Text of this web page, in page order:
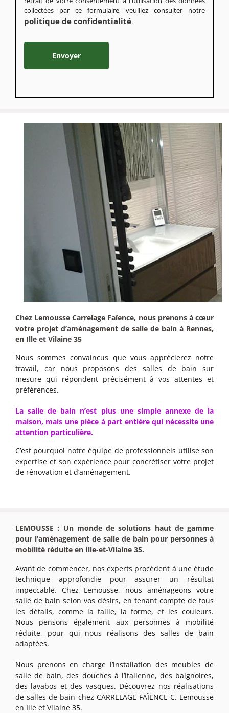
collectées par ce formulaire, veuillez consulter notre
politique de confidentialité.
Chez Lemousse Carrelage Faïence, nous prenons à cœur
votre projet d’aménagement de salle de bain à Rennes,
en Ille et Vilaine 35
Nous sommes convaincus que vous apprécierez notre
travail, car nous proposons des salles de bain sur
mesure qui répondent précisément à vos attentes et
préférences.
La salle de bain n’est plus une simple annexe de la
maison, mais une pièce à part entière qui nécessite une
attention particulière.
C’est pourquoi notre équipe de professionnels utilise son
expertise et son expérience pour concrétiser votre projet
de rénovation et d’aménagement.
LEMOUSSE : Un monde de solutions haut de gamme
pour l’aménagement de salle de bain pour personnes à
mobilité réduite en Ille-et-Vilaine 35.
Avant de commencer, nos experts procèdent à une étude
technique approfondie pour assurer un résultat
impeccable. Chez Lemousse, nous aménageons votre
salle de bain selon vos désirs, en tenant compte de tous
les détails, comme la taille, la forme, et les couleurs.
Nous pensons également aux personnes à mobilité
réduite, pour qui nous réalisons des salles de bain
adaptées.
Nous prenons en charge l’installation des meubles de
salle de bain, des douches à l’italienne, des baignoires,
des lavabos et des vasques. Découvrez nos réalisations
de salles de bain chez CARRELAGE FAÏENCE C. Lemousse
en Ille et Vilaine 35.